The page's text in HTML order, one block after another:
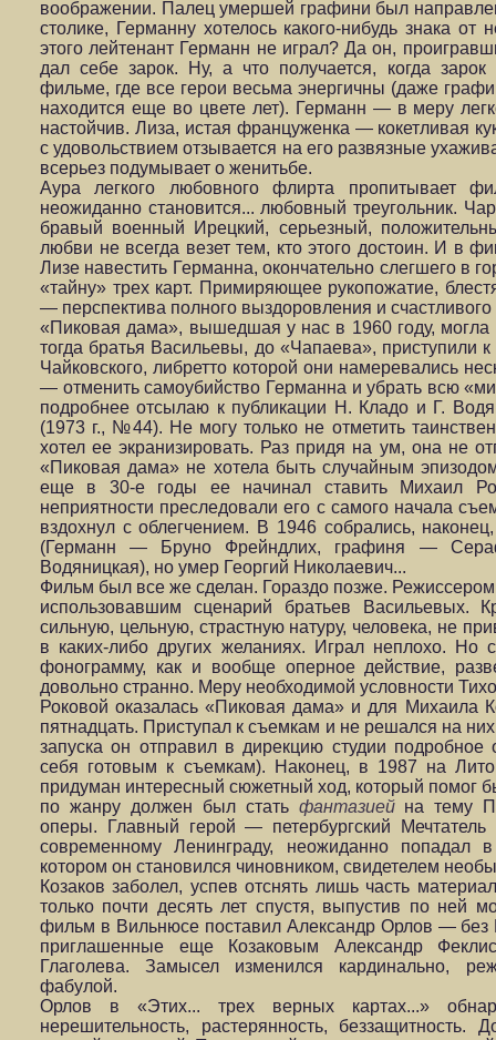
воображении. Палец умершей графини был
столике, Германну хотелось какого-нибудь знака
этого лейтенант Германн не играл? Да он,
дал себе зарок. Ну, а что получается, когда
фильме, где все герои весьма энергичны (даже
находится еще во цвете лет). Германн — в меру
настойчив. Лиза, истая француженка — кокетливая
с удовольствием отзывается на его развязные
всерьез подумывает о женитьбе.
Аура легкого любовного флирта
неожиданно становится... любовный треугольник.
бравый военный Ирецкий, серьезный,
любви не всегда везет тем, кто этого достоин. И в
Лизе навестить Германна, окончательно слегшего в
«тайну» трех карт. Примиряющее рукопожатие,
— перспектива полного выздоровления и счастливого
«Пиковая дама», вышедшая у нас в 1960 году,
тогда братья Васильевы, до «Чапаева», приступили
Чайковского, либретто которой они намеревались
— отменить самоубийство Германна и убрать всю
подробнее отсылаю к публикации Н. Кладо и Г.
(1973 г., №44). Не могу только не отметить
хотел ее экранизировать. Раз придя на ум, она не
«Пиковая дама» не хотела быть случайным
еще в 30-е годы ее начинал ставить Михаил
неприятности преследовали его с самого начала
вздохнул с облегчением. В 1946 собрались,
(Германн — Бруно Фрейндлих, графиня —
Водяницкая), но умер Георгий Николаевич...
Фильм был все же сделан. Гораздо позже.
использовавшим сценарий братьев Васильевых.
сильную, цельную, страстную натуру, человека, не
в каких-либо других желаниях. Играл неплохо. Но
фонограмму, как и вообще оперное действие,
довольно странно. Меру необходимой условности
Роковой оказалась «Пиковая дама» и для Михаила
пятнадцать. Приступал к съемкам и не решался на
запуска он отправил в дирекцию студии подробное
себя готовым к съемкам). Наконец, в 1987 на
придуман интересный сюжетный ход, который помог
по жанру должен был стать фантазией на тему
оперы. Главный герой — петербургский
современному Ленинграду, неожиданно попадал
котором он становился чиновником, свидетелем
Козаков заболел, успев отснять лишь часть
только почти десять лет спустя, выпустив по ней
фильм в Вильнюсе поставил Александр Орлов — без
приглашенные еще Козаковым Александр
Глаголева. Замысел изменился кардинально,
фабулой.
Орлов в «Этих... трех верных картах...»
нерешительность, растерянность,